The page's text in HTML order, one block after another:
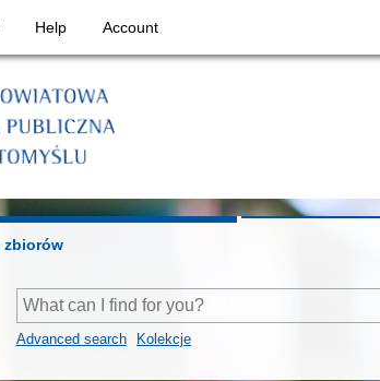
Help Account
zbiorów
Advanced search Kolekcje